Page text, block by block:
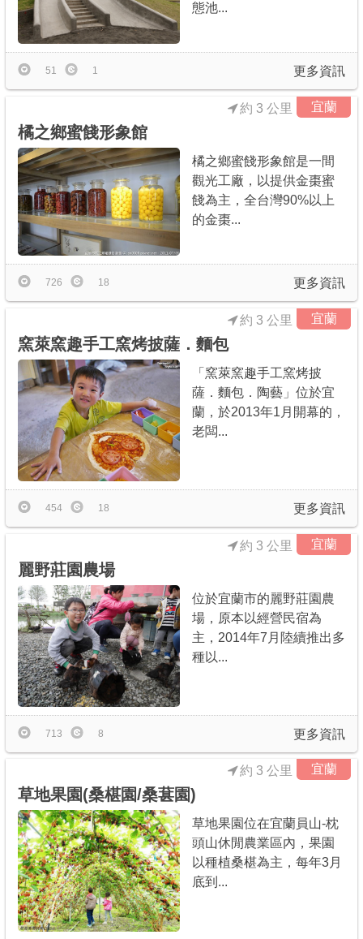
態池...
更多資訊
51 1
宜蘭
橘之鄉蜜餞形象館
約 3 公里
橘之鄉蜜餞形象館是一間
觀光工廠，以提供金棗蜜
餞為主，全台灣90%以上
的金棗...
更多資訊
726 18
宜蘭
窯萊窯趣手工窯烤披薩．麵包
約 3 公里
「窯萊窯趣手工窯烤披
薩．麵包．陶藝」位於宜
蘭，於2013年1月開幕的，
老闆...
更多資訊
454 18
宜蘭
麗野莊園農場
約 3 公里
位於宜蘭市的麗野莊園農
場，原本以經營民宿為
主，2014年7月陸續推出多
種以...
更多資訊
713 8
宜蘭
草地果園(桑椹園/桑葚園)
約 3 公里
草地果園位在宜蘭員山-枕
頭山休閒農業區內，果園
以種植桑椹為主，每年3月
底到...